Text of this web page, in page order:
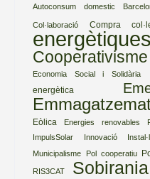
Autoconsum domestic
Col·laboració Compra
energètiques
Cooperativisme
Economia Social i Solidària
energètica
Eòlica
Energies renovables
ImpulsSolar Innovació
Municipalisme Pol cooperatiu
RIS3CAT